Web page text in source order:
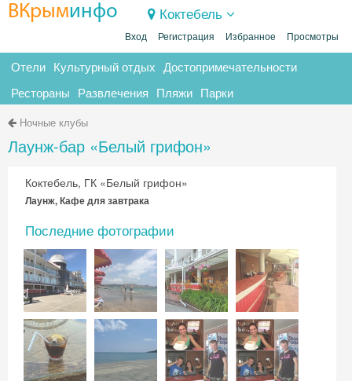
ВКрыминфо Коктебель
Вход Регистрация Избранное Просмотры
Отели Культурный отдых Достопримечательности
Рестораны Развлечения Пляжи Парки
Ночные клубы
Лаунж-бар «Белый грифон»
Коктебель, ГК «Белый грифон»
Лаунж, Кафе для завтрака
Последние фотографии